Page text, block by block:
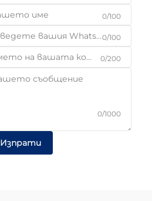
0/100
0/100
0/200
0/1000
Изпрати